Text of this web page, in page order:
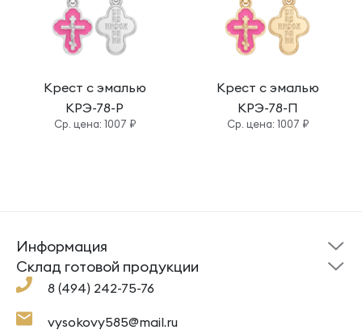
Крест с эмалью
КРЭ-78-Р
Cр. цена: 1007 ₽
Крест с эмалью
КРЭ-78-П
Cр. цена: 1007 ₽
8 (494) 242-75-76
vysokovy585@mail.ru
Информация
Склад готовой
продукции
Под заказ
О компании
Помощь
Cклад готовой продукции
Кресты
Кольца
Подвески
Ложки
Крестильные наборы